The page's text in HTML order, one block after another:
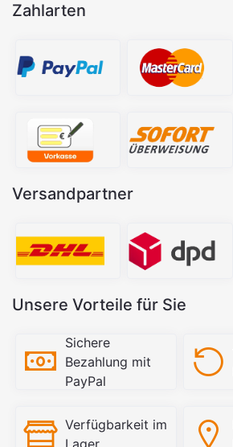
Zahlarten
Versandpartner
Unsere Vorteile für Sie
Sichere
Bezahlung mit
PayPal
Verfügbarkeit im